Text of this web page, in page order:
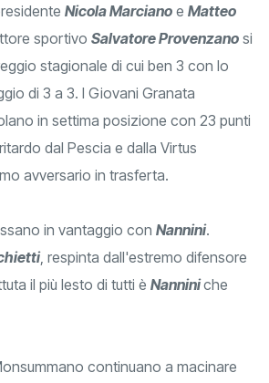
Nicola Marciano e Matteo
sportivo Salvatore Provenzano si
stagionale di cui ben 3 con lo
di 3 a 3. I Giovani Granata
in settima posizione con 23 punti
dal Pescia e dalla Virtus
avversario in trasferta.
in vantaggio con Nannini.
, respinta dall'estremo difensore
il più lesto di tutti è Nanniniche
continuano a macinare